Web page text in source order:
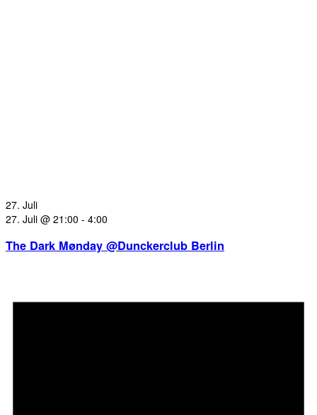
27. Juli
27. Juli @ 21:00 - 4:00
The Dark Mønday @Dunckerclub Berlin